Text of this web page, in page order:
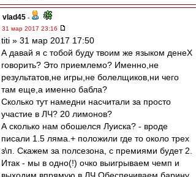
vlad45 -
31 мар 2017 23:16
titi » 31 мар 2017 17:50
А давай я с тобой буду твоим же языком денеХ
говорить? Это приемлемо? Именно,не
результатов,не игры,не болелщиков,ни чего
там еще,а именно бабла?
Сколько тут намедни насчитали за просто
участие в ЛЧ? 20 лимонов?
А сколько нам обошелся Луиска? - вроде
писали 1.5 ляма.+ положили где то около трех
з\п. Скажем за полсезона, с премиями будет 2.
Итак - мы в одно(!) очко выигрываем чемп и